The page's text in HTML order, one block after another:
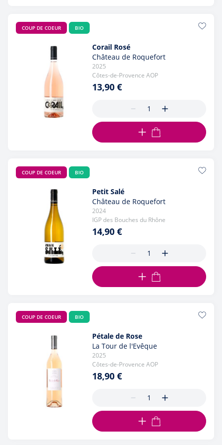
COUP DE COEUR BIO
Corail Rosé
Château de Roquefort
2025
Côtes-de-Provence AOP
13,90 €
AJOUTER AU PANIER
COUP DE COEUR BIO
Petit Salé
Château de Roquefort
2024
IGP des Bouches du Rhône
14,90 €
AJOUTER AU PANIER
COUP DE COEUR BIO
Pétale de Rose
La Tour de l'Evêque
2025
Côtes-de-Provence AOP
18,90 €
AJOUTER AU PANIER